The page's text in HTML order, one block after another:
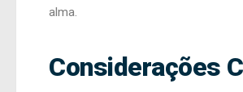
alma.
Considerações